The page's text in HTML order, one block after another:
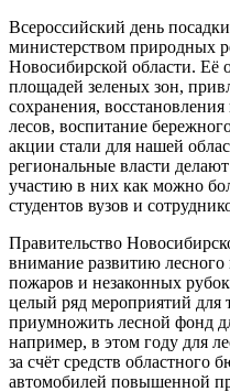
Всероссийский день
министерством природных
Новосибирской области. Её
площадей зеленых зон,
сохранения,
лесов, воспитание
акции стали для нашей
региональные власти
участию в них как можно
студентов вузов и
Правительство
внимание развитию лесного
пожаров и незаконных
целый ряд мероприятий для
приумножить лесной фонд
например, в этом году для
за счёт средств областного
автомобилей повышенной